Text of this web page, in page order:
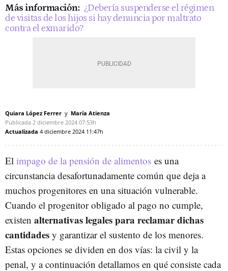
Más información: ¿Debería suspenderse el régimen
de visitas de los hijos si hay denuncia por maltrato
contra el exmarido?
Quiara López Ferrer
María Atienza
Publicada 2 diciembre 2024 07:53h
Actualizada 4 diciembre 2024 11:47h
El impago de la pensión de alimentos es una
circunstancia desafortunadamente común que deja a
muchos progenitores en una situación vulnerable.
Cuando el progenitor obligado al pago no cumple,
existen alternativas legales para reclamar dichas
cantidades y garantizar el sustento de los menores.
Estas opciones se dividen en dos vías: la civil y la
penal, y a continuación detallamos en qué consiste cada